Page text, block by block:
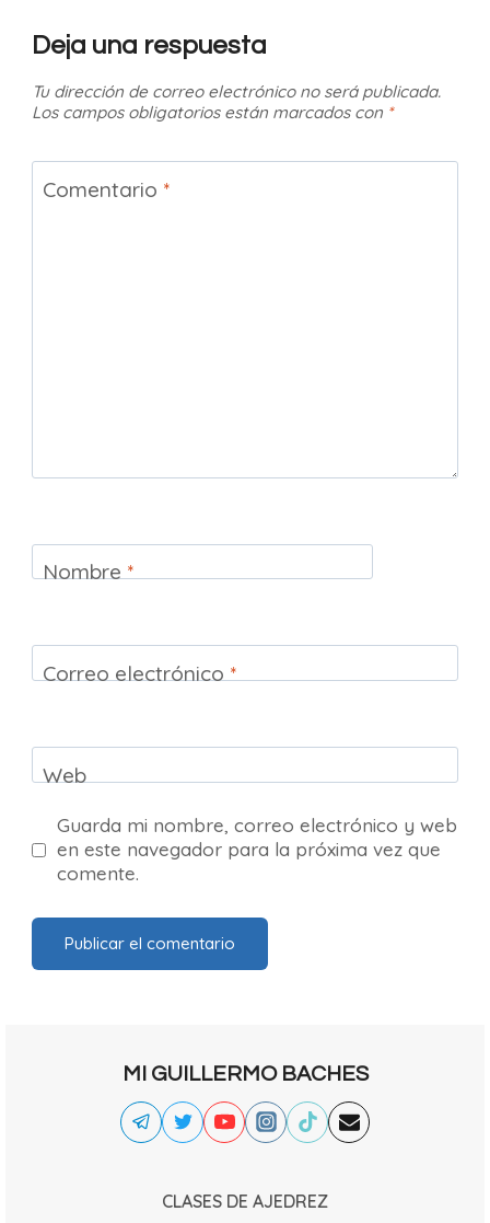
Deja una respuesta
Tu dirección de correo electrónico no será publicada.
Los campos obligatorios están marcados con *
Comentario *
Nombre*
Correo electrónico *
Web
Guarda mi nombre, correo electrónico y web
en este navegador para la próxima vez que
comente.
MI GUILLERMO BACHES
CLASES DE AJEDREZ